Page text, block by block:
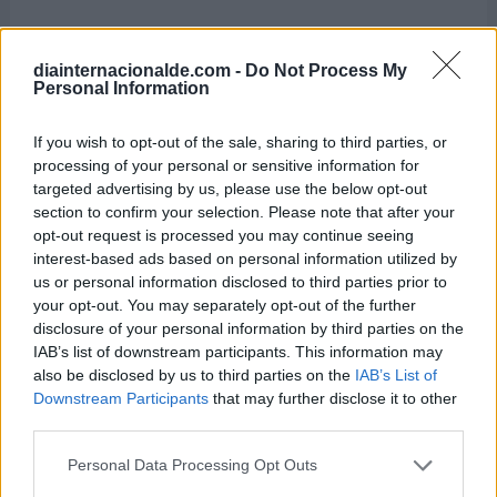
diainternacionalde.com - Do Not Process My
Personal Information
If you wish to opt-out of the sale, sharing to third parties, or
processing of your personal or sensitive information for
targeted advertising by us, please use the below opt-out
section to confirm your selection. Please note that after your
opt-out request is processed you may continue seeing
interest-based ads based on personal information utilized by
us or personal information disclosed to third parties prior to
your opt-out. You may separately opt-out of the further
disclosure of your personal information by third parties on the
IAB’s list of downstream participants. This information may
also be disclosed by us to third parties on the IAB’s List of
Downstream Participants that may further disclose it to other
Personal Data Processing Opt Outs
Hoy 8 de agosto es:
Dia Internacional del Gato (por
IFAW)